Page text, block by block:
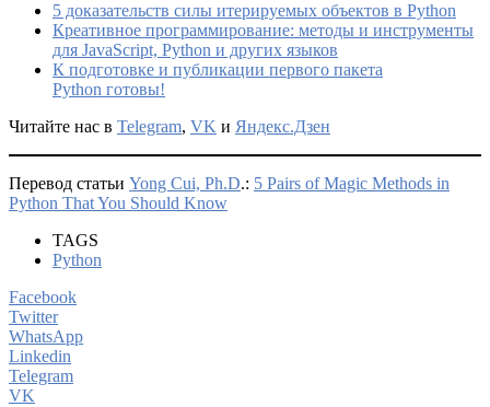
5 доказательств силы итерируемых объектов в Python
Креативное программирование: методы и инструменты
для JavaScript, Python и других языков
К подготовке и публикации первого пакета
Python готовы!
Читайте нас в Telegram, VK и Яндекс.Дзен
Перевод статьи Yong Cui, Ph.D.: 5 Pairs of Magic Methods in
Python That You Should Know
TAGS
Python
Facebook
Twitter
WhatsApp
Linkedin
Telegram
VK